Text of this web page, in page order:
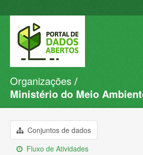
Conjuntos de dados
Organizações
Sobre
Organizações
Ministério do Meio
Conjuntos de dados
Fluxo de Atividades